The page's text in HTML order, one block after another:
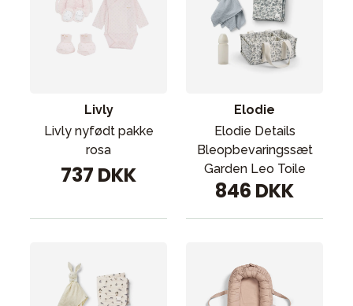
Livly
Livly nyfødt pakke
rosa
737 DKK
Elodie
Elodie Details
Bleopbevaringssæt
Garden Leo Toile
846 DKK